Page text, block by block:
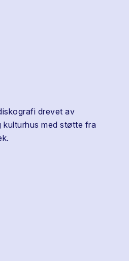
drevet av
kulturhus med støtte fra